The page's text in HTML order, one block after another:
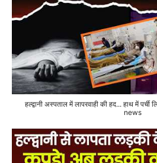
हल्द्वानी अस्पताल में लापरवाही की हद... हाथ में
news